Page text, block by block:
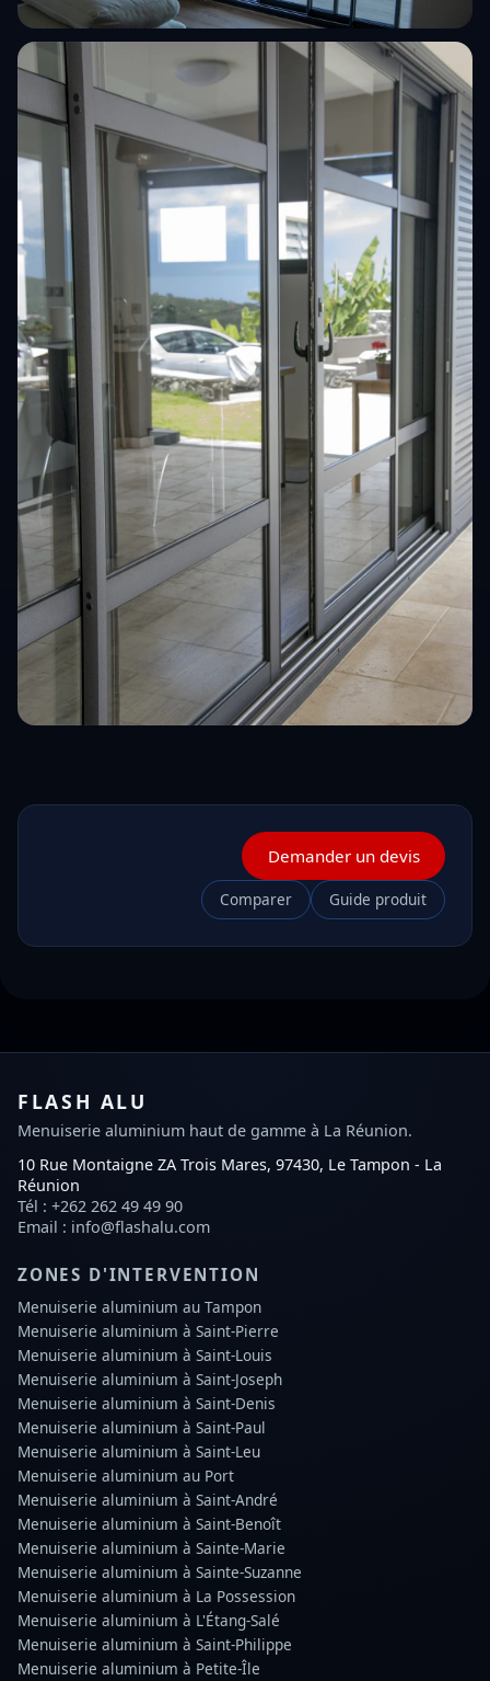
Demander un devis
Comparer Guide produit
FLASH ALU
Menuiserie aluminium haut de gamme à La Réunion.
10 Rue Montaigne ZA Trois Mares, 97430, Le Tampon - La
Réunion
Tél : +262 262 49 49 90
Email : info@flashalu.com
ZONES D'INTERVENTION
Menuiserie aluminium au Tampon
Menuiserie aluminium à Saint-Pierre
Menuiserie aluminium à Saint-Louis
Menuiserie aluminium à Saint-Joseph
Menuiserie aluminium à Saint-Denis
Menuiserie aluminium à Saint-Paul
Menuiserie aluminium à Saint-Leu
Menuiserie aluminium au Port
Menuiserie aluminium à Saint-André
Menuiserie aluminium à Saint-Benoît
Menuiserie aluminium à Sainte-Marie
Menuiserie aluminium à Sainte-Suzanne
Menuiserie aluminium à La Possession
Menuiserie aluminium à L'Étang-Salé
Menuiserie aluminium à Saint-Philippe
Menuiserie aluminium à Petite-Île